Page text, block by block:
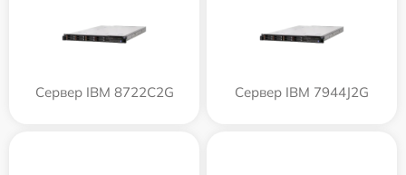
Сервер IBM 8722C2G Сервер IBM 7944J2G